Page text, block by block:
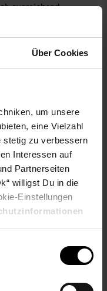
Über Cookies
um unsere
eine Vielzahl
stetig zu verbessern
Interessen auf
Partnerseiten
willigst Du in die
Einstellungen
ausreichend
und
verfügt über
das Licht je nach
Warmweiß, Kaltweiß
der über ein weiches
Komfort und
während Ihrer
Ästhetik und
wird es sicherlich ein